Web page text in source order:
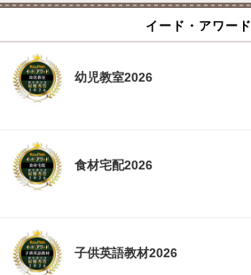
イード・アワード
幼児教室2026
食材宅配2026
子供英語教材2026